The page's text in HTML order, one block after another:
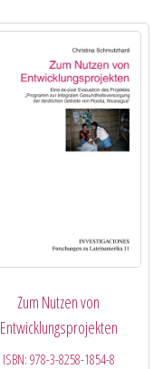
Zum Nutzen von
Entwicklungsprojekten
ISBN: 978-3-8258-1854-8